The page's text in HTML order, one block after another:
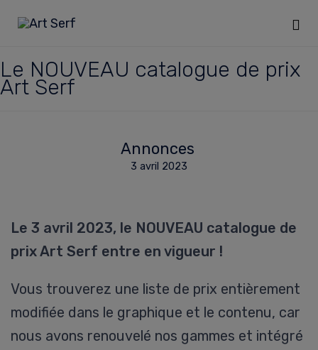
to
Le NOUVEAU catalogue de prix
Art Serf
Annonces
3 avril 2023
Le 3 avril 2023, le NOUVEAU catalogue de
prix Art Serf entre en vigueur !
Vous trouverez une liste de prix entièrement
modifiée dans le graphique et le contenu, car
nous avons renouvelé nos gammes et intégré